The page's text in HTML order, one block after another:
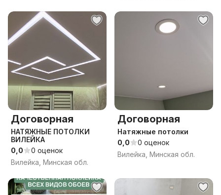
Договорная
НАТЯЖНЫЕ ПОТОЛКИ
ВИЛЕЙКА
0,0
0 оценок
Вилейка, Минская обл.
Договорная
Натяжные потолки
0,0
0 оценок
Вилейка, Минская обл.